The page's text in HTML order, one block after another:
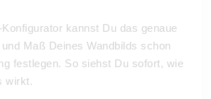
kannst Du das genaue
Maß Deines Wandbilds schon
festlegen. So siehst Du sofort, wie
wirkt.